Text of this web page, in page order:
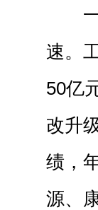
速。
50亿
改升
绩，
源、